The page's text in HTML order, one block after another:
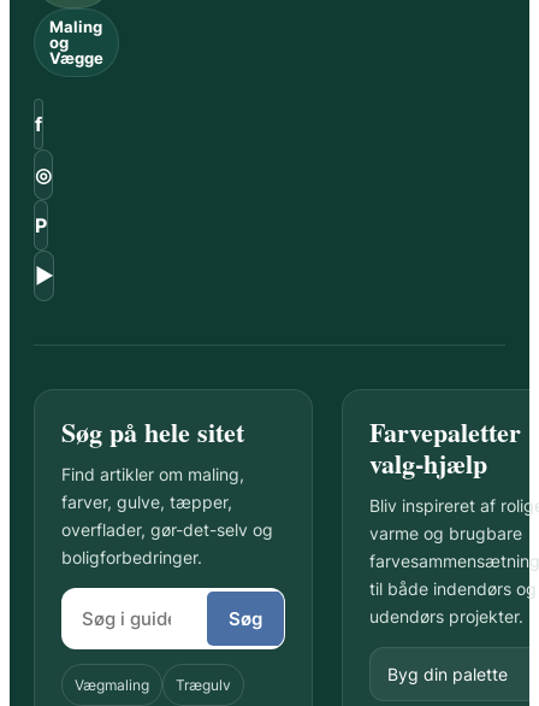
Maling
og
Vægge
f
◎
P
▶
Søg på hele sitet
Find artikler om maling,
farver, gulve, tæpper,
overflader, gør-det-selv og
boligforbedringer.
Søg
Vægmaling Trægulv
Farvepaletter
valg-hjælp
Bliv inspireret af
varme og brugbare
til både indendørs og
udendørs projekter.
Byg din palette